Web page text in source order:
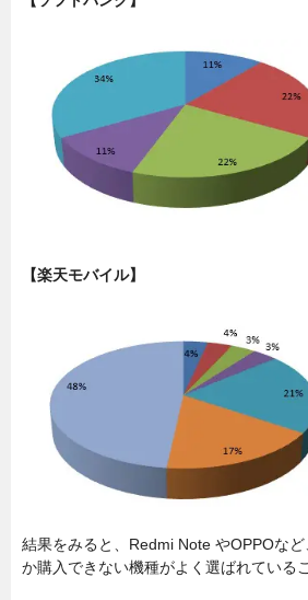
【楽天モバイル】
結果をみると、Redmi Note やOPPOな
か購入できない機種がよく選ばれている